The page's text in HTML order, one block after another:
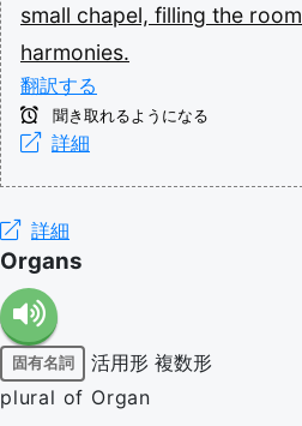
small chapel, filling the room
harmonies.
翻訳する
聞き取れるようになる
詳細
詳細
Organs
固有名詞 活用形 複数形
plural of Organ